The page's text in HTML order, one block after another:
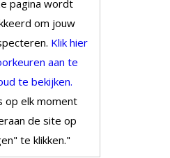
pagina wordt
om jouw
Klik hier
aan te
te bekijken.
op elk moment
de site op
te klikken."